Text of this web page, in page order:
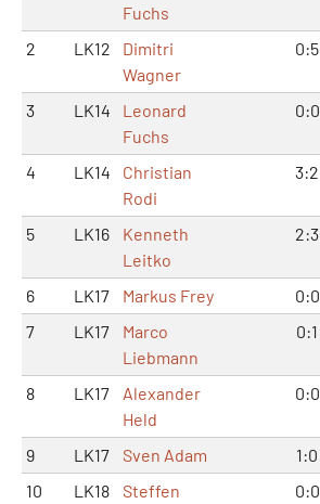
Fuchs
2 LK12
Dimitri
Wagner
0:5
3 LK14
Leonard
Fuchs
0:0
4 LK14
Christian
Rodi
3:2
5 LK16
Kenneth
Leitko
2:3
6 LK17 Markus Frey 0:0
7
LK17
Marco
Liebmann
0:1
8 LK17
Alexander
Held
0:0
9 LK17 Sven Adam 1:0
10
LK18
Steffen
0:0